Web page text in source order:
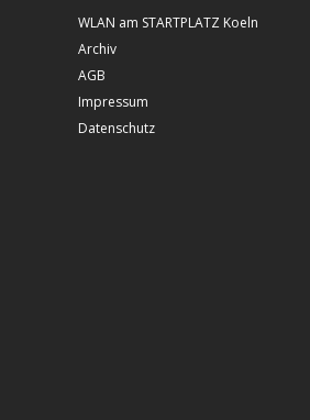
WLAN am STARTPLATZ Koeln
Archiv
AGB
Impressum
Datenschutz